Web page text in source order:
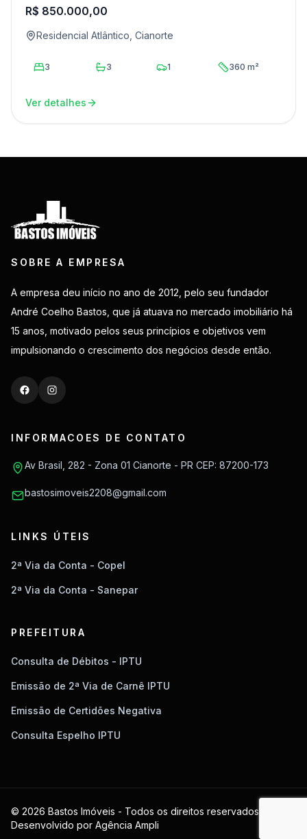
R$ 850.000,00
Residencial Atlântico, Cianorte
3 3 1 360 m²
Ver detalhes
SOBRE A EMPRESA
A empresa deu início no ano de 2012, pelo seu fundador
André Coelho Bastos, que já atuava no mercado imobiliário há
15 anos, motivado pelos seus princípios e objetivos vem
impulsionando o crescimento dos negócios desde então.
INFORMACOES DE CONTATO
Av Brasil, 282 - Zona 01 Cianorte - PR CEP: 87200-173
bastosimoveis2208@gmail.com
LINKS ÚTEIS
2ª Via da Conta - Copel
2ª Via da Conta - Sanepar
PREFEITURA
Consulta de Débitos - IPTU
Emissão de 2ª Via de Carnê IPTU
Emissão de Certidões Negativa
Consulta Espelho IPTU
© 2026 Bastos Imóveis - Todos os direitos reservados.
Desenvolvido por Agência Ampli